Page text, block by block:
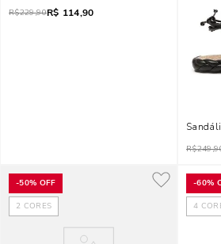
R$229,90R$ 114,90
R$
-50% OFF
2 CORES
-60%
4